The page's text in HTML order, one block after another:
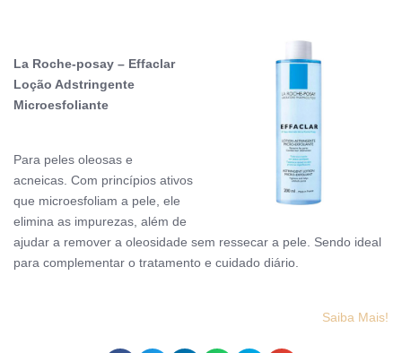
La Roche-posay – Effaclar
Loção Adstringente
Microesfoliante
Para peles oleosas e
acneicas. Com princípios ativos
que microesfoliam a pele, ele
elimina as impurezas, além de
ajudar a remover a oleosidade sem ressecar a pele. Sendo ideal
para complementar o tratamento e cuidado diário.
Saiba Mais!